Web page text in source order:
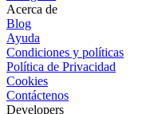
Acerca de
Blog
Ayuda
Condiciones y políticas
Política de Privacidad
Cookies
Contáctenos
Developers